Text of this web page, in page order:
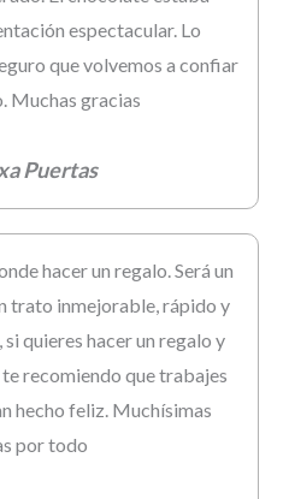
espectacular. Lo
que volvemos a confiar
Muchas gracias
Puertas
hacer un regalo. Será un
trato inmejorable, rápido y
quieres hacer un regalo y
recomiendo que trabajes
hecho feliz. Muchísimas
por todo